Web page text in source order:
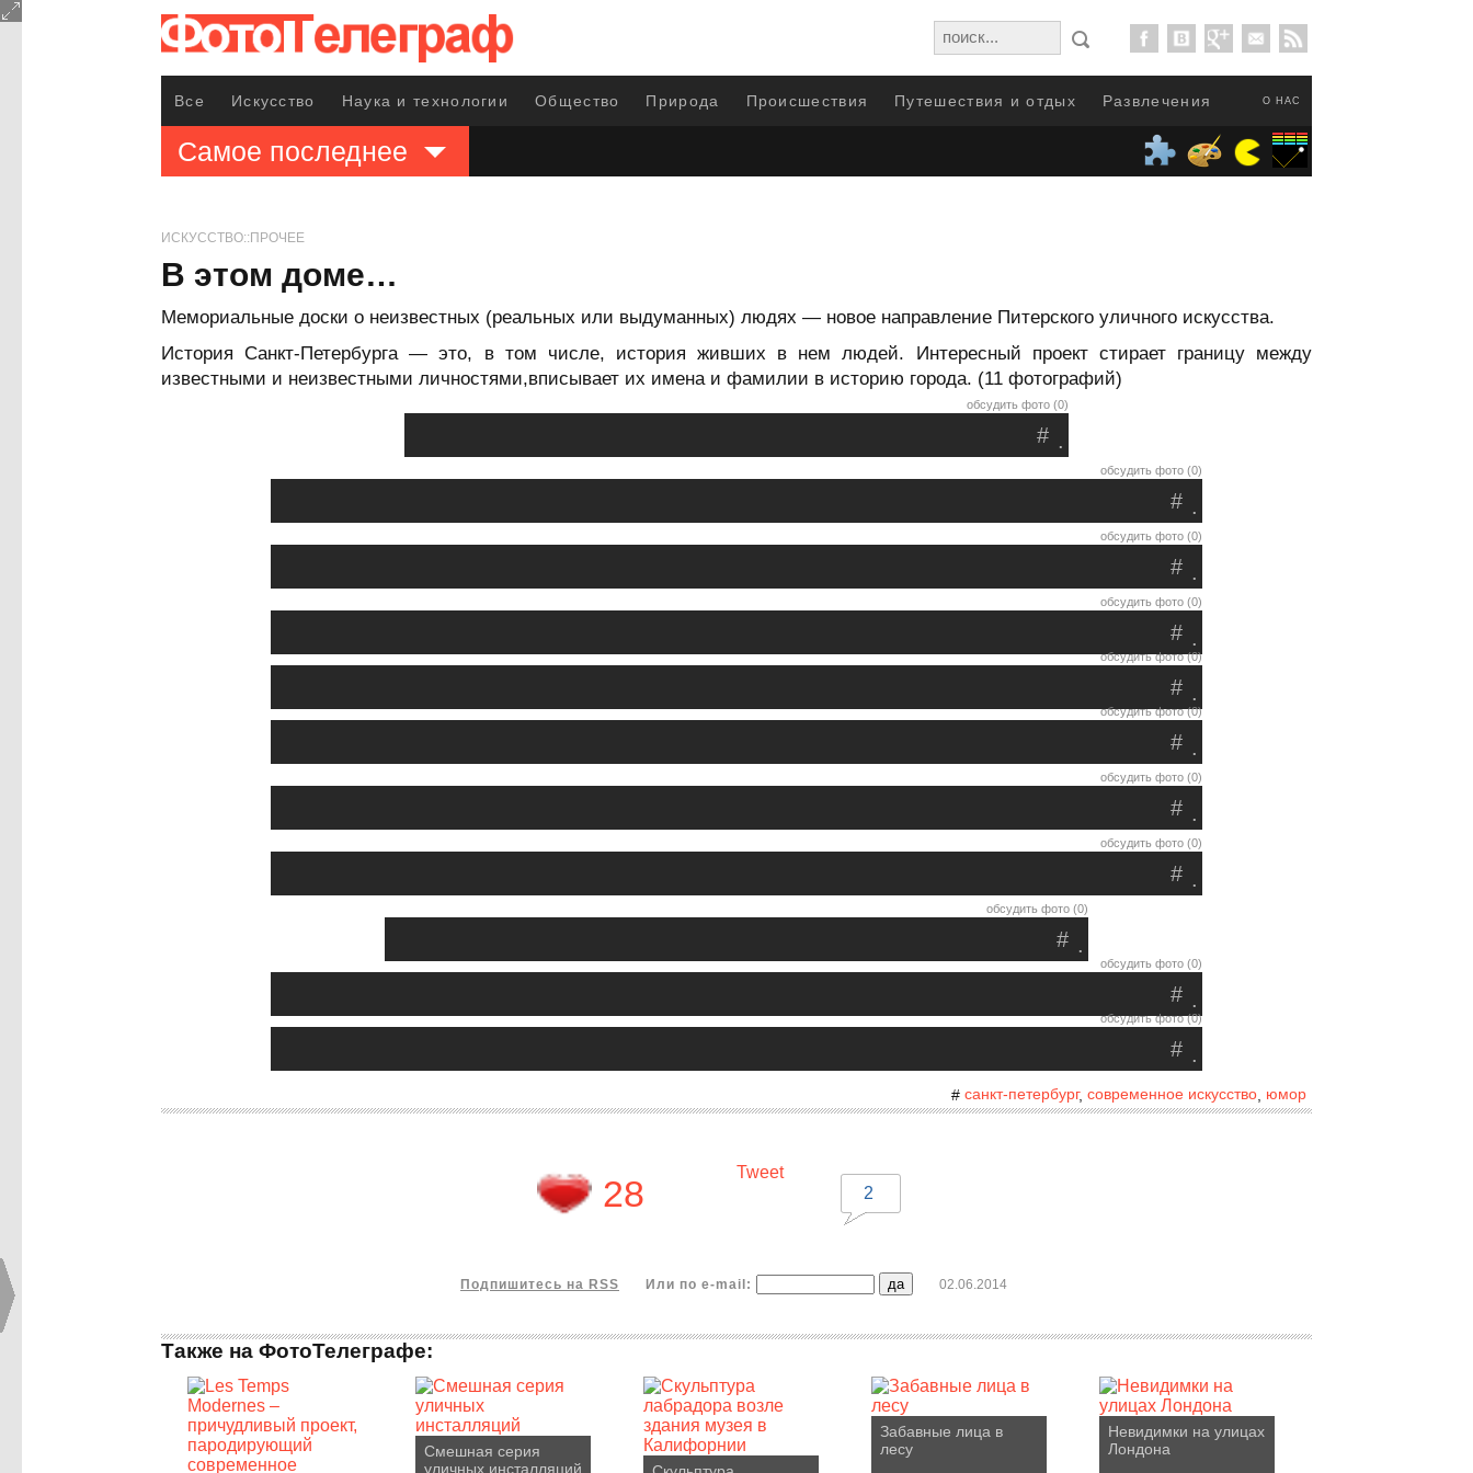
О НАС
Все Искусство Наука и технологии Общество Природа Происшествия Путешествия и отдых Развлечения
Самое последнее
ИСКУССТВО::ПРОЧЕЕ
В этом доме…
Мемориальные доски о неизвестных (реальных или выдуманных) людях — новое направление Питерского уличного искусства.
История Санкт-Петербурга — это, в том числе, история живших в нем людей. Интересный проект стирает границу между
известными и неизвестными личностями,вписывает их имена и фамилии в историю города. (11 фотографий)
обсудить фото (0)
.
#
обсудить фото (0)
.
#
обсудить фото (0)
.
#
обсудить фото (0)
.
#
обсудить фото (0)
.
#
обсудить фото (0)
.
#
обсудить фото (0)
.
#
обсудить фото (0)
.
#
обсудить фото (0)
.
#
обсудить фото (0)
.
#
обсудить фото (0)
.
#
# санкт-петербург, современное искусство юмор
28
Tweet
2
Подпишитесь на RSS Или по e-mail: 02.06.2014
Также на ФотоТелеграфе:
Смешная серия
уличных инсталляций
Забавные лица в
лесу
Невидимки на улицах
Лондона